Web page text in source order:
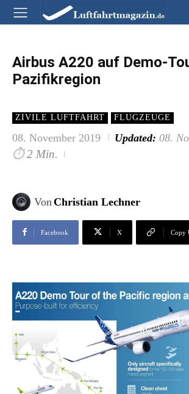
Airbus A220 auf Demo-
Pazifikregion
ZIVILE LUFTFAHRT FLUGZEUGE
08. November 2019 Updated: 08.
⏱ 2 Min.
Von Christian Lechner
Facebook X Copy